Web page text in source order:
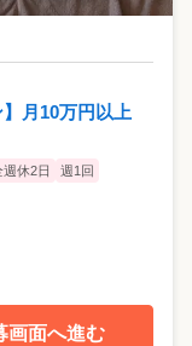
】月10万円以上
週休2日 週1回
画面へ進む